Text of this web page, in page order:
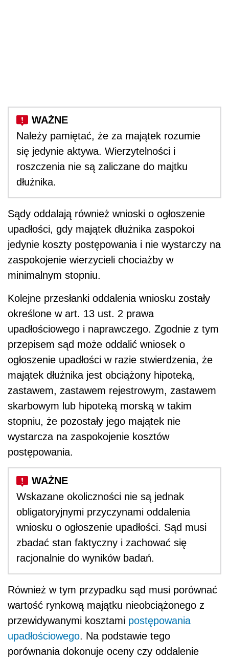
Należy pamiętać, że za majątek rozumie
się jedynie aktywa. Wierzytelności i
roszczenia nie są zaliczane do majtku
dłużnika.
Sądy oddalają również wnioski o ogłoszenie
upadłości, gdy majątek dłużnika zaspokoi
jedynie koszty postępowania i nie wystarczy na
zaspokojenie wierzycieli chociażby w
minimalnym stopniu.
Kolejne przesłanki oddalenia wniosku zostały
określone w art. 13 ust. 2 prawa
upadłościowego i naprawczego. Zgodnie z tym
przepisem sąd może oddalić wniosek o
ogłoszenie upadłości w razie stwierdzenia, że
majątek dłużnika jest obciążony hipoteką,
zastawem, zastawem rejestrowym, zastawem
skarbowym lub hipoteką morską w takim
stopniu, że pozostały jego majątek nie
wystarcza na zaspokojenie kosztów
postępowania.
Wskazane okoliczności nie są jednak
obligatoryjnymi przyczynami oddalenia
wniosku o ogłoszenie upadłości. Sąd musi
zbadać stan faktyczny i zachować się
racjonalnie do wyników badań.
Również w tym przypadku sąd musi porównać
wartość rynkową majątku nieobciążonego z
przewidywanymi kosztami postępowania
upadłościowego. Na podstawie tego
porównania dokonuje oceny czy oddalenie